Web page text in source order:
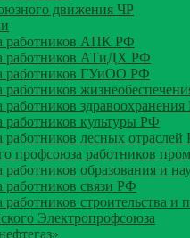
движения ЧР
работников АПК РФ
работников АТиДХ РФ
работников ГУиОО РФ
культуры РФ
лесных отраслей
профсоюза работников
образования и
связи РФ
строительства
Электропрофсоюза